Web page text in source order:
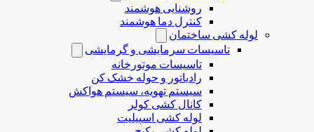
روشنایی هوشمند
کنترل دما هوشمند
لوله کشی ساختمان
تاسیسات سرمایشی و گرمایشی
تاسیسات موتورخانه
رادیاتور و حوله خشک کن
سیستم تهویه، سیستم هواکش
کانال کشی کولر
لوله کشی اسپیلیت